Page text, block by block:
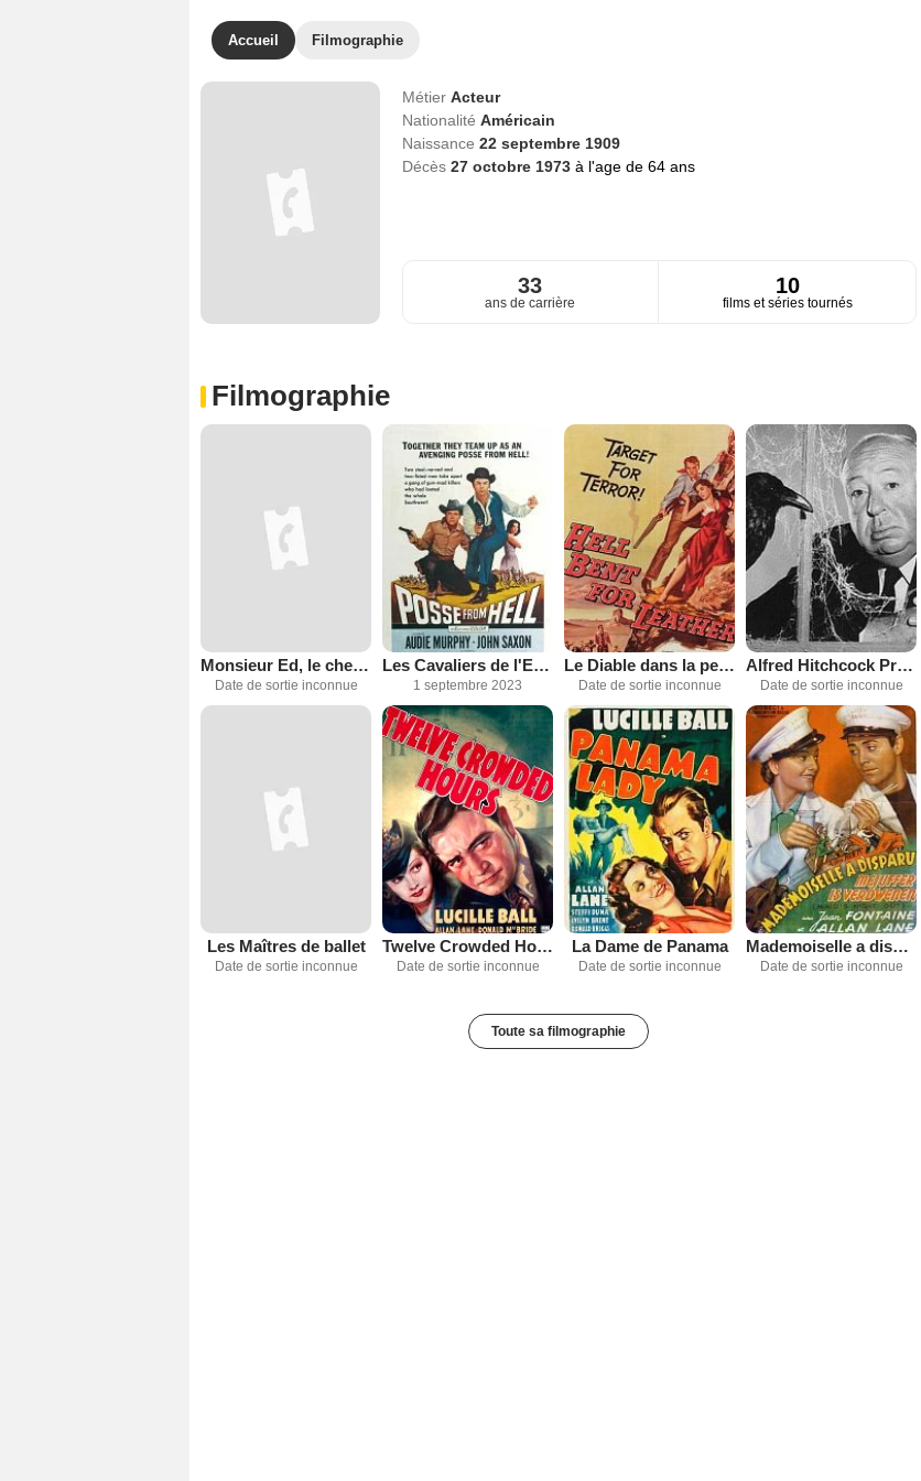
Accueil Filmographie
Métier Acteur
Nationalité Américain
Naissance 22 septembre 1909
Décès 27 octobre 1973 à l'age de 64 ans
33
ans de carrière
10
films et séries tournés
Filmographie
Monsieur Ed, le cheval qui parle
Date de sortie inconnue
Les Cavaliers de l'Enfer
1 septembre 2023
Le Diable dans la peau
Date de sortie inconnue
Alfred Hitchcock Présente
Date de sortie inconnue
Les Maîtres de ballet
Date de sortie inconnue
Twelve Crowded Hours
Date de sortie inconnue
La Dame de Panama
Date de sortie inconnue
Mademoiselle a disparu
Date de sortie inconnue
Toute sa filmographie